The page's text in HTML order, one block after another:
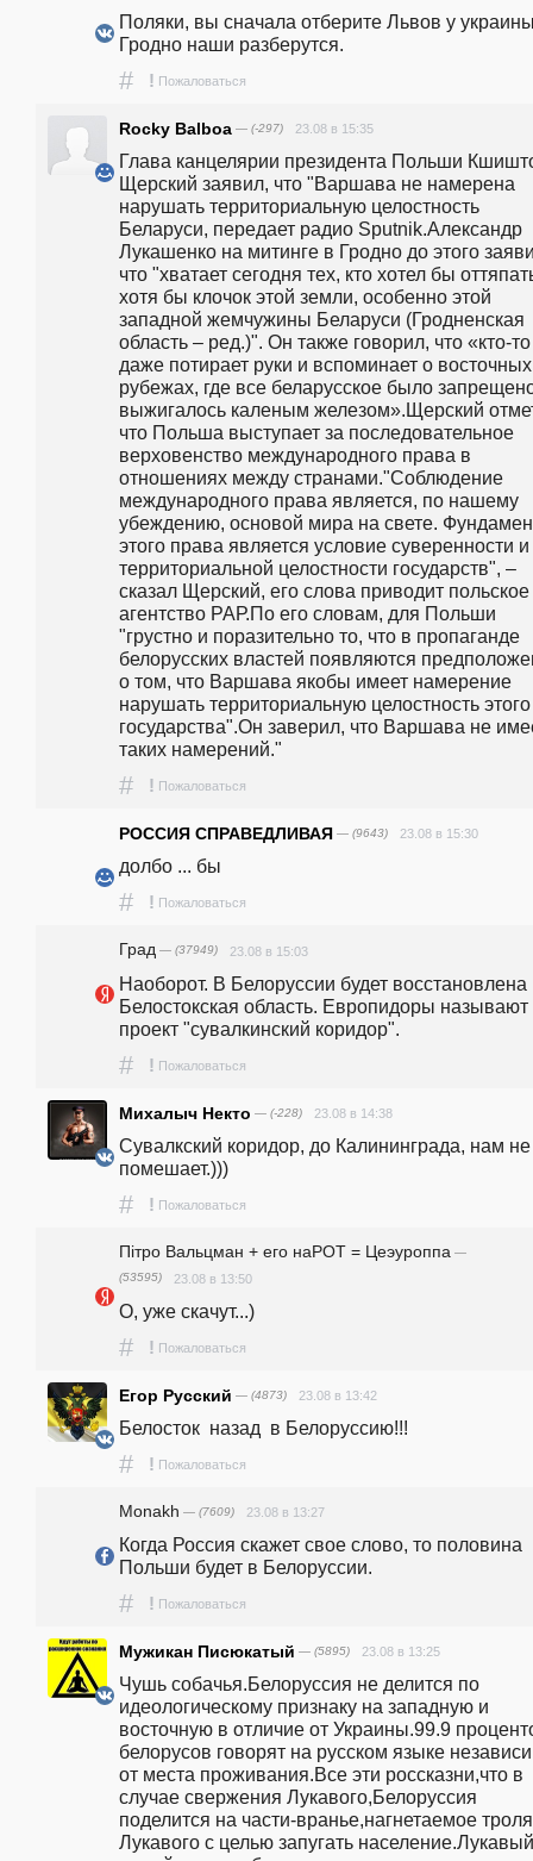
Поляки, вы сначала отберите Львов у
Гродно наши разберутся.
# ! Пожаловаться
Rocky Balboa — (-297) 23.08 в 15:35
Глава канцелярии президента Польши
Щерский заявил, что "Варшава не намерена
нарушать территориальную целостность
Беларуси, передает радио Sputnik.Александр
Лукашенко на митинге в Гродно до этого
что "хватает сегодня тех, кто хотел бы
хотя бы клочок этой земли, особенно этой
западной жемчужины Беларуси (Гродненская
область – ред.)". Он также говорил, что «кто-то
даже потирает руки и вспоминает о восточных
рубежах, где все беларусское было
выжигалось каленым железом».Щерский
что Польша выступает за последовательное
верховенство международного права в
отношениях между странами."Соблюдение
международного права является, по нашему
убеждению, основой мира на свете.
этого права является условие суверенности и
территориальной целостности государств", –
сказал Щерский, его слова приводит польское
агентство РАР.По его словам, для Польши
"грустно и поразительно то, что в пропаганде
белорусских властей появляются
о том, что Варшава якобы имеет намерение
нарушать территориальную целостность этого
государства".Он заверил, что Варшава не
таких намерений."
# ! Пожаловаться
РОССИЯ СПРАВЕДЛИВАЯ — (9643) 23.08 в 15:30
долбо ... бы
# ! Пожаловаться
Град — (37949) 23.08 в 15:03
Наоборот. В Белоруссии будет восстановлена
Белостокская область. Европидоры называют
проект "сувалкинский коридор".
# ! Пожаловаться
Михалыч Некто — (-228) 23.08 в 14:38
Сувалкский коридор, до Калининграда, нам не
помешает.)))
# ! Пожаловаться
Пiтро Вальцман + его наРОТ = Цеэуроппа —
(53595)
23.08 в 13:50
О, уже скачут...)
# ! Пожаловаться
Егор Русский — (4873) 23.08 в 13:42
Белосток  назад  в Белоруссию!!!
# ! Пожаловаться
Monakh — (7609) 23.08 в 13:27
Когда Россия скажет свое слово, то половина
Польши будет в Белоруссии.
# ! Пожаловаться
Мужикан Писюкатый — (5895) 23.08 в 13:25
Чушь собачья.Белоруссия не делится по
идеологическому признаку на западную и
восточную в отличие от Украины.99.9
белорусов говорят на русском языке
от места проживания.Все эти россказни,что в
случае свержения Лукавого,Белоруссия
поделится на части-вранье,нагнетаемое
Лукавого с целью запугать население.Лукавый